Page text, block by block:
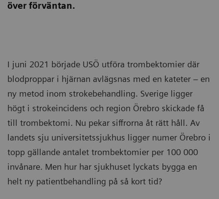
över förväntan.
I juni 2021 började USÖ utföra trombektomier där
blodproppar i hjärnan avlägsnas med en kateter – en
ny metod inom strokebehandling. Sverige ligger
högt i strokeincidens och region Örebro skickade få
till trombektomi. Nu pekar siffrorna åt rätt håll. Av
landets sju universitetssjukhus ligger numer Örebro i
topp gällande antalet trombektomier per 100 000
invånare. Men hur har sjukhuset lyckats bygga en
helt ny patientbehandling på så kort tid?